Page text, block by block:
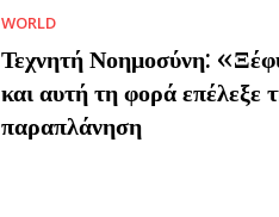
WORLD
Τεχνητή Νοημοσύνη:
και αυτή τη φορά επέλεξε
παραπλάνηση